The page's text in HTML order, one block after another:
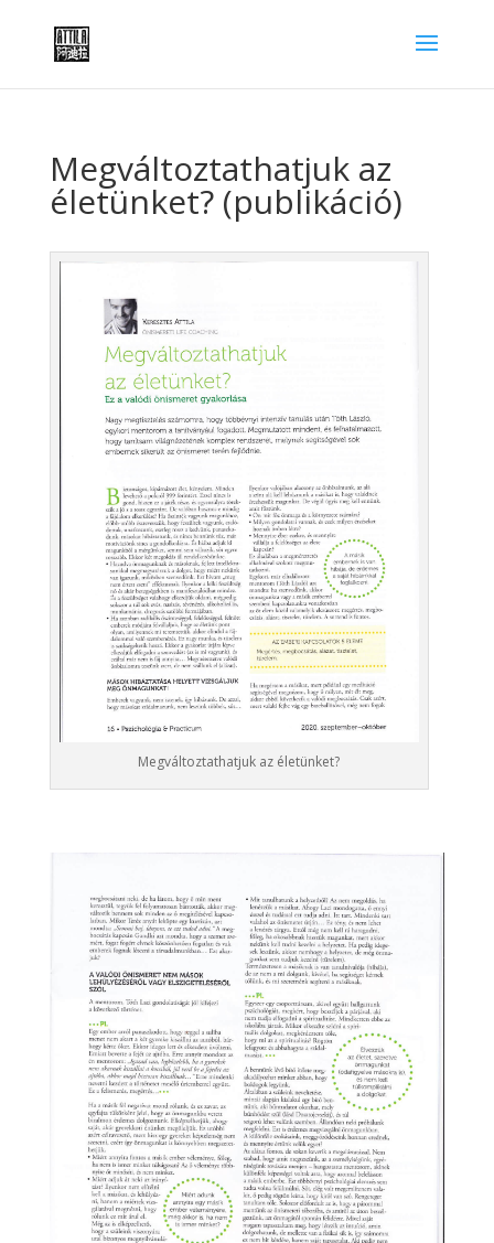
Megváltoztathatjuk az
életünket? (publikáció)
Megváltoztathatjuk az életünket?